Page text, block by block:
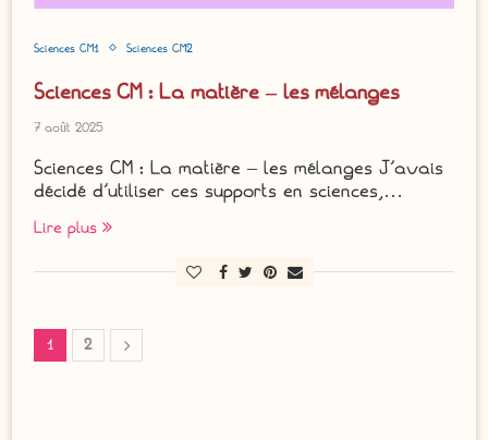
Sciences CM1 Sciences CM2
Sciences CM : La matière – les mélanges
7 août 2025
Sciences CM : La matière – les mélanges J‘avais
décidé d’utiliser ces supports en sciences,…
Lire plus
1 2